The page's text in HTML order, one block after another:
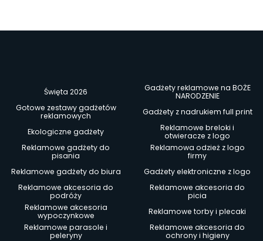
Święta 2026
Gadżety reklamowe na BOŻE
NARODZENIE
Gotowe zestawy gadżetów
reklamowych
Gadżety z nadrukiem full print
Ekologiczne gadżety
Reklamowe breloki i
otwieracze z logo
Reklamowe gadżety do
pisania
Reklamowa odzież z logo
firmy
Reklamowe gadżety do biura
Gadżety elektroniczne z logo
Reklamowe akcesoria do
podróży
Reklamowe akcesoria do
picia
Reklamowe akcesoria
wypoczynkowe
Reklamowe torby i plecaki
Reklamowe parasole i
peleryny
Reklamowe akcesoria do
ochrony i higieny